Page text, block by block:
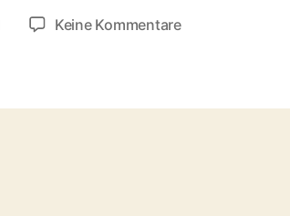
Keine Kommentarezu
(1959)